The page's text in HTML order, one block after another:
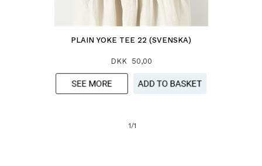
PLAIN YOKE TEE 22 (SVENSKA)
DKK 50,00
1/1